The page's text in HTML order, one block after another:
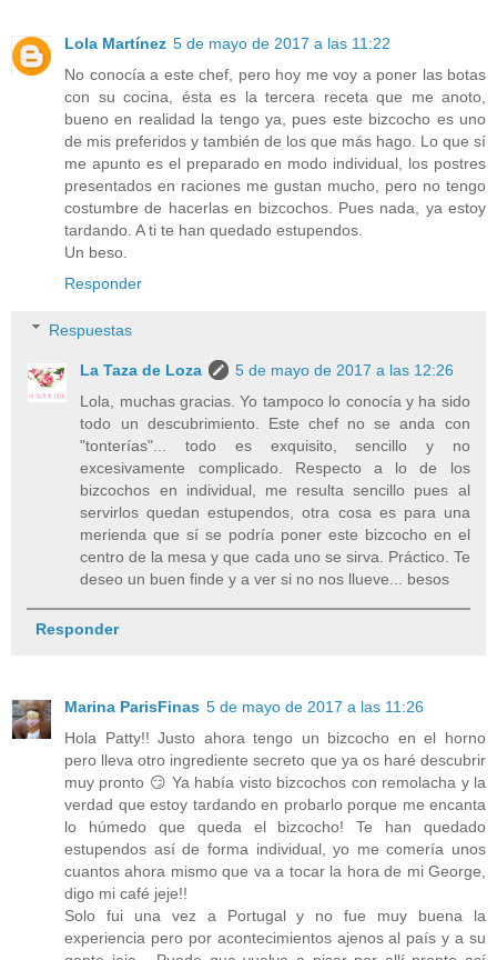
Lola Martínez 5 de mayo de 2017 a las 11:22
No conocía a este chef, pero hoy me voy a poner las botas
con su cocina, ésta es la tercera receta que me anoto,
bueno en realidad la tengo ya, pues este bizcocho es uno
de mis preferidos y también de los que más hago. Lo que sí
me apunto es el preparado en modo individual, los postres
presentados en raciones me gustan mucho, pero no tengo
costumbre de hacerlas en bizcochos. Pues nada, ya estoy
tardando. A ti te han quedado estupendos.
Un beso.
Responder
Respuestas
La Taza de Loza
5 de mayo de 2017 a las 12:26
Lola, muchas gracias. Yo tampoco lo conocía y ha sido
todo un descubrimiento. Este chef no se anda con
"tonterías"... todo es exquisito, sencillo y no
excesivamente complicado. Respecto a lo de los
bizcochos en individual, me resulta sencillo pues al
servirlos quedan estupendos, otra cosa es para una
merienda que sí se podría poner este bizcocho en el
centro de la mesa y que cada uno se sirva. Práctico. Te
deseo un buen finde y a ver si no nos llueve... besos
Responder
Marina ParisFinas 5 de mayo de 2017 a las 11:26
Hola Patty!! Justo ahora tengo un bizcocho en el horno
pero lleva otro ingrediente secreto que ya os haré descubrir
muy pronto 😏 Ya había visto bizcochos con remolacha y la
verdad que estoy tardando en probarlo porque me encanta
lo húmedo que queda el bizcocho! Te han quedado
estupendos así de forma individual, yo me comería unos
cuantos ahora mismo que va a tocar la hora de mi George,
digo mi café jeje!!
Solo fui una vez a Portugal y no fue muy buena la
experiencia pero por acontecimientos ajenos al país y a su